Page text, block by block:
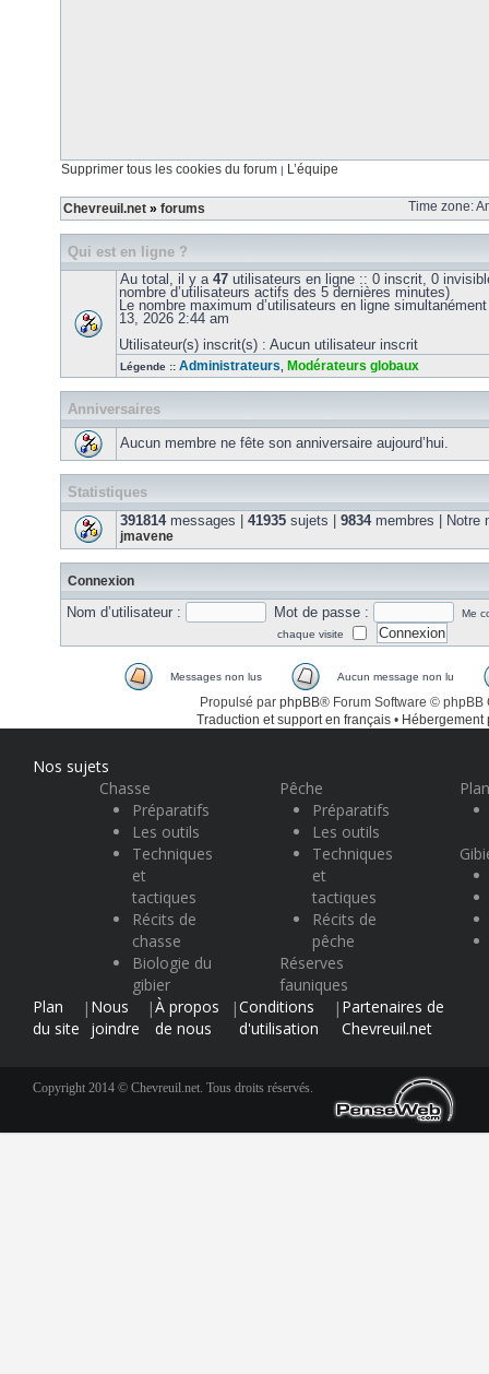
Supprimer tous les cookies du forum | L’équipe
Chevreuil.net » forums Time zone:
Qui est en ligne ?
Au total, il y a 47 utilisateurs en ligne :: 0 inscrit, 0
nombre d’utilisateurs actifs des 5 dernières minutes)
Le nombre maximum d’utilisateurs en ligne
13, 2026 2:44 am
Utilisateur(s) inscrit(s) : Aucun utilisateur inscrit
Légende :: Administrateurs Modérateurs globaux
Anniversaires
Aucun membre ne fête son anniversaire aujourd’hui.
Statistiques
391814messages | 41935 sujets | 9834membres | Notre
jmavene
Connexion
Nom d’utilisateur : Mot de passe :
Me
chaque visite
Messages non lus Aucun message non lu
Propulsé par phpBB® Forum Software © phpBB
Traduction et support en français • Hébergement
Nos sujets
Chasse
Préparatifs
Les outils
Techniques
et
tactiques
Récits de
chasse
Biologie du
gibier
Pêche
Préparatifs
Les outils
Techniques
et
tactiques
Récits de
pêche
Réserves
fauniques
Plan
du site
| Nous
joindre
|À propos
de nous
|Conditions
d'utilisation
| Partenaires de
Chevreuil.net
Copyright 2014 © Chevreuil.net. Tous droits réservés.